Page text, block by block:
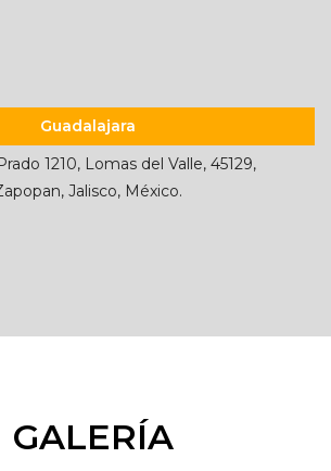
Guadalajara
1210, Lomas del Valle, 45129,
Jalisco, México.
GALERÍA